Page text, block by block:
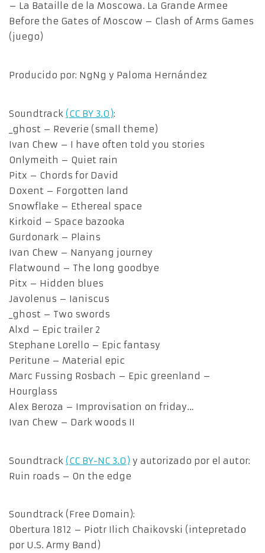
– La Bataille de la Moscowa. La Grande Armee
Before the Gates of Moscow – Clash of Arms Games
(juego)
Producido por: NgNg y Paloma Hernández
Soundtrack (CC BY 3.0):
_ghost – Reverie (small theme)
Ivan Chew – I have often told you stories
Onlymeith – Quiet rain
Pitx – Chords for David
Doxent – Forgotten land
Snowflake – Ethereal space
Kirkoid – Space bazooka
Gurdonark – Plains
Ivan Chew – Nanyang journey
Flatwound – The long goodbye
Pitx – Hidden blues
Javolenus – Ianiscus
_ghost – Two swords
Alxd – Epic trailer 2
Stephane Lorello – Epic fantasy
Peritune – Material epic
Marc Fussing Rosbach – Epic greenland –
Hourglass
Alex Beroza – Improvisation on friday…
Ivan Chew – Dark woods II
Soundtrack (CC BY-NC 3.0) y autorizado por el autor:
Ruin roads – On the edge
Soundtrack (Free Domain):
Obertura 1812 – Piotr Ilich Chaikovski (intepretado
por U.S. Army Band)